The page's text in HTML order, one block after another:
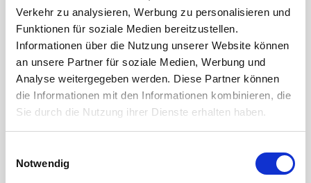
Verkehr zu analysieren, Werbung zu personalisieren und
Funktionen für soziale Medien bereitzustellen.
Informationen über die Nutzung unserer Website können
an unsere Partner für soziale Medien, Werbung und
Analyse weitergegeben werden. Diese Partner können
die Informationen mit den Informationen kombinieren, die
Sie durch die Nutzung ihrer Dienste erhalten haben.
Notwendig
Kategorien
ERSATZFILTER / GERÄTEFILTER
LUFTHEIZUNG FILTER
FILTERMATTEN / TÜCHER
KEGELFILTER